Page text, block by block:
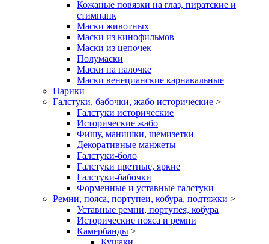
Кожаные повязки на глаз, пиратские и
стимпанк
Маски животных
Маски из кинофильмов
Маски из цепочек
Полумаски
Маски на палочке
Маски венецианские карнавальные
Парики
Галстуки, бабочки, жабо исторические >
Галстуки исторические
Исторические жабо
Фишу, манишки, шемизетки
Декоративные манжеты
Галстуки-боло
Галстуки цветные, яркие
Галстуки-бабочки
Форменные и уставные галстуки
Ремни, пояса, портупеи, кобура, подтяжки >
Уставные ремни, портупея, кобура
Исторические пояса и ремни
Камербанды >
Кушаки